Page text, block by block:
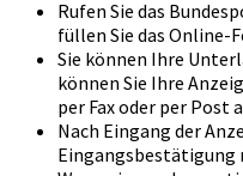
Rufen Sie das
füllen Sie das Online-
Sie können Ihre
können Sie Ihre
per Fax oder per Post
Nach Eingang der
Eingangsbestätigung